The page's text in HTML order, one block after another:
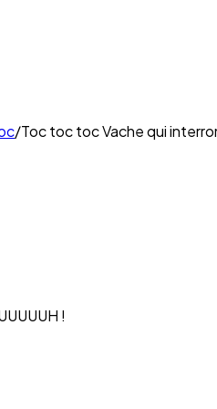
/Toc toc toc Vache qui
!